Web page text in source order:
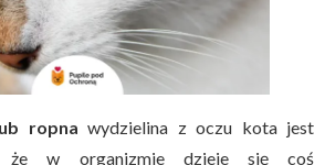
ropna wydzielina z oczu kota jest
że w organizmie dzieje się coś